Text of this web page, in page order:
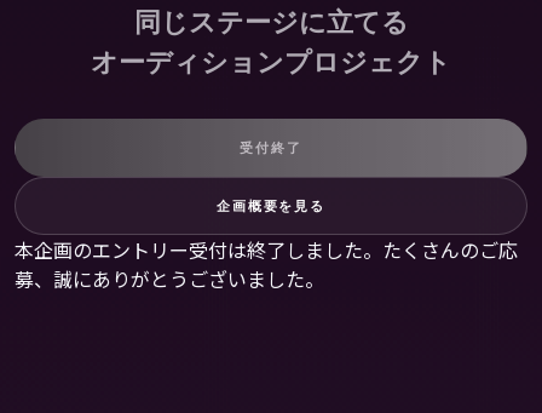
同じステージに立てる
オーディションプロジェクト
受付終了
企画概要を見る
本企画のエントリー受付は終了しました。たくさんのご応
募、誠にありがとうございました。